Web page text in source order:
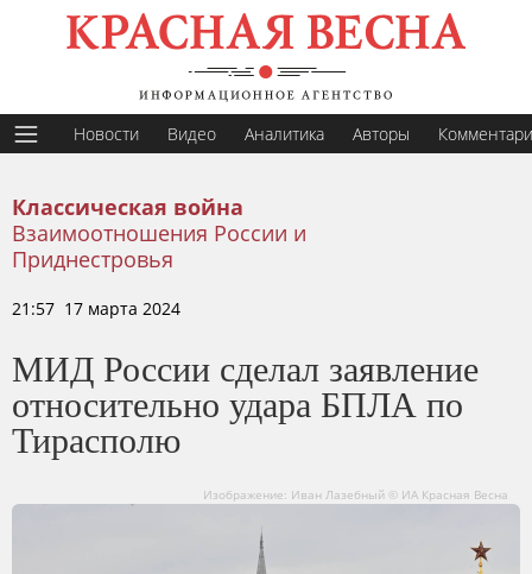
Новости Видео Аналитика Авторы
Классическая война
Взаимоотношения России и
Приднестровья
21:57 17 марта 2024
МИД России сделал заявление
относительно удара БПЛА по
Тирасполю
Изображение: Иван Лазебный © ИА Красная Весна